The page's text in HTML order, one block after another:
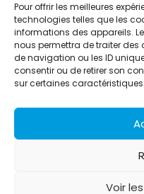
Pour offrir les meilleures
technologies telles que les
informations des appareils.
nous permettra de traiter des
de navigation ou les ID
consentir ou de retirer son
sur certaines
Voir
Alternative Média est
relations publiques basée à
pilote des stratégies de
grâce à un